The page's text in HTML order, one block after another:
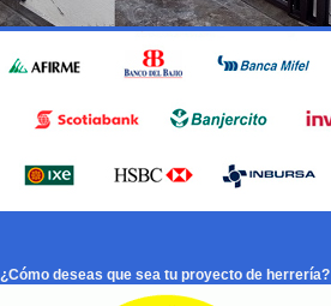
¿Cómo deseas que sea tu proyecto de herrería?